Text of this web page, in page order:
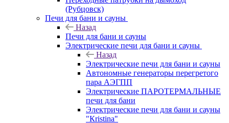
(Рубцовск)
Печи для бани и сауны
Назад
Печи для бани и сауны
Электрические печи для бани и сауны
Назад
Электрические печи для бани и сауны
Автономные генераторы перегретого
пара АЭГПП
Электрические ПАРОТЕРМАЛЬНЫЕ
печи для бани
Электрические печи для бани и сауны
"Кristina"